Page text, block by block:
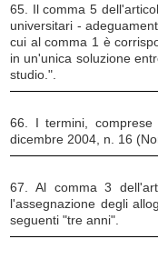
65. Il comma 5
universitari -
cui al comma 1 è
in un'unica soluzione
studio.".
66. I termini,
dicembre 2004, n. 16
67. Al comma 3
l'assegnazione degli
seguenti "tre anni".